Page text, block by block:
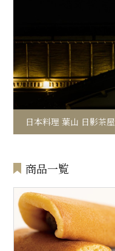
日本料理 葉山 日影茶屋
商品一覧